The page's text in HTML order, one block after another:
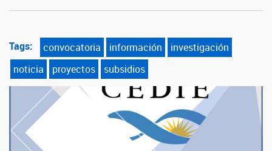
Tags: convocatoria información
investigación
noticia
proyectos subsidios